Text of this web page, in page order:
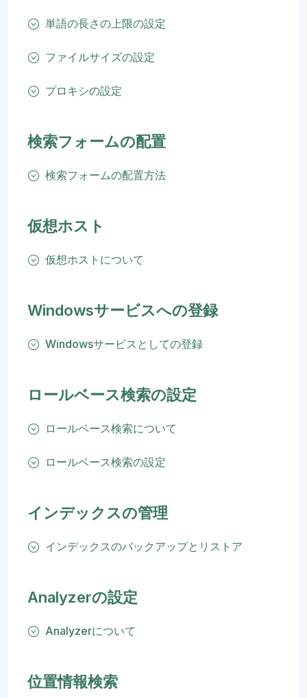
単語の長さの上限の設定
ファイルサイズの設定
プロキシの設定
検索フォームの配置
検索フォームの配置方法
仮想ホスト
仮想ホストについて
Windowsサービスへの登録
Windowsサービスとしての登録
ロールベース検索の設定
ロールベース検索について
ロールベース検索の設定
インデックスの管理
インデックスのバックアップとリストア
Analyzerの設定
Analyzerについて
位置情報検索